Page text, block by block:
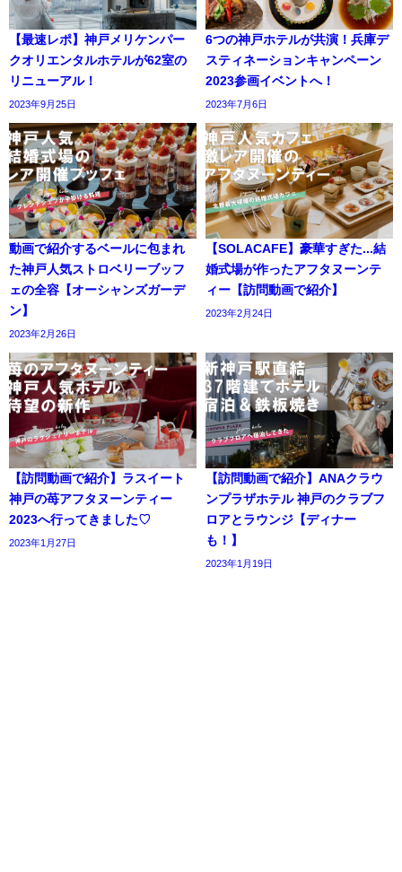
【最速レポ】神戸メリケンパー
クオリエンタルホテルが62室の
リニューアル！
2023年9月25日
6つの神戸ホテルが共演！兵庫デ
スティネーションキャンペーン
2023参画イベントへ！
2023年7月6日
動画で紹介するベールに包まれ
た神戸人気ストロベリーブッフ
ェの全容【オーシャンズガーデ
ン】
2023年2月26日
【SOLACAFE】豪華すぎた...結
婚式場が作ったアフタヌーンテ
ィー【訪問動画で紹介】
2023年2月24日
【訪問動画で紹介】ラスイート
神戸の苺アフタヌーンティー
2023へ行ってきました♡
2023年1月27日
【訪問動画で紹介】ANAクラウ
ンプラザホテル 神戸のクラブフ
ロアとラウンジ【ディナー
も！】
2023年1月19日